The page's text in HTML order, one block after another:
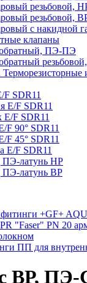
резьбовой,
резьбовой,
с накидной
клапаны
ПЭ-ПЭ
SDR11
E/F SDR11
E/F SDR11
F 90° SDR11
F 45° SDR11
E/F SDR11
ПЭ-латунь НР
ПЭ-латунь ВР
+GF+
"Faser" PN 20
ПП для
ВР, ПЭ-